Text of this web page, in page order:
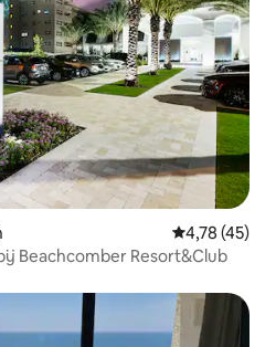
Gemiddelde
4,78 (45)
Beachcomber Resort&Club